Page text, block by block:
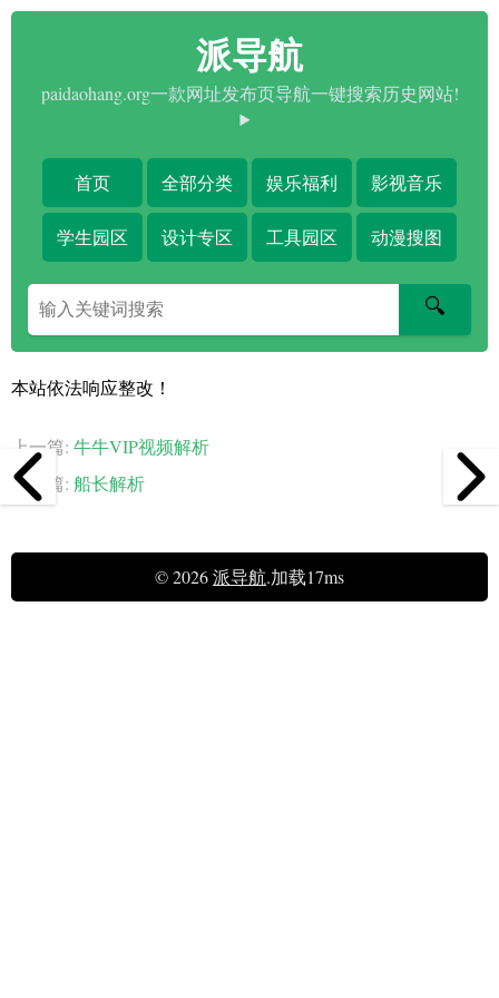
派导航
paidaohang.org一款网址发布页导航一键搜索历史网站!
首页 全部分类 娱乐福利 影视音乐
学生园区 设计专区 工具园区 动漫搜图
搜
索
字
🔍
本站依法响应整改！
上一篇: 牛牛VIP视频解析
下一篇: 船长解析
© 2026派导航.加载17ms